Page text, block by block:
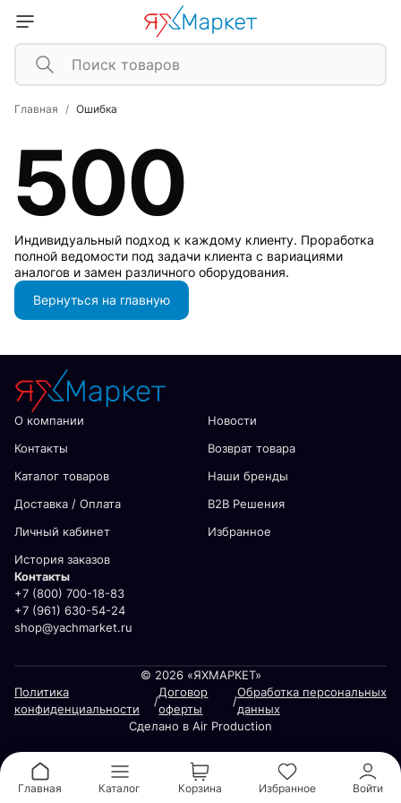
Главная Ошибка
500
Индивидуальный подход к каждому клиенту. Проработка
полной ведомости под задачи клиента с вариациями
аналогов и замен различного оборудования.
Вернуться на главную
О компании
Новости
Контакты
Возврат товара
Каталог товаров
Наши бренды
Доставка / Оплата
В2В Решения
Личный кабинет
Избранное
История заказов
Контакты
+7 (800) 700-18-83
+7 (961) 630-54-24
shop@yachmarket.ru
© 2026 «ЯХМАРКЕТ»
Политика
конфиденциальности
/
Договор
оферты
/
Обработка персональных
данных
Сделано в Air Production
Главная Каталог Корзина Избранное Войти